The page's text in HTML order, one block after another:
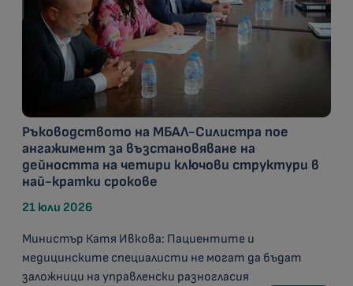
Ръководството на МБАЛ-Силистра пое
ангажимент за възстановяване на
дейността на четири ключови структури в
най-кратки срокове
21 юли 2026
Министър Катя Ивкова: Пациентите и
медицинските специалисти не могат да бъдат
заложници на управленски разногласия